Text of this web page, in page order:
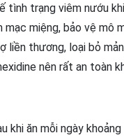
tình trạng viêm nướu
miệng, bảo vệ mô
liền thương, loại bỏ
nên rất an toàn
khi ăn mỗi ngày